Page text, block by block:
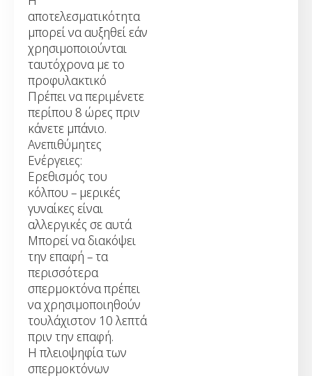
αποτελεσματικότητα
μπορεί να αυξηθεί εάν
χρησιμοποιούνται
ταυτόχρονα με το
προφυλακτικό
Πρέπει να περιμένετε
περίπου 8 ώρες πριν
κάνετε μπάνιο.
Ανεπιθύμητες
Ενέργειες:
Ερεθισμός του
κόλπου – μερικές
γυναίκες είναι
αλλεργικές σε αυτά
Μπορεί να διακόψει
την επαφή – τα
περισσότερα
σπερμοκτόνα πρέπει
να χρησιμοποιηθούν
τουλάχιστον 10 λεπτά
πριν την επαφή.
Η πλειοψηφία των
σπερμοκτόνων